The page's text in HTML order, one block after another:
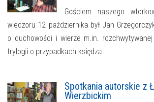
Gościem naszego
wieczoru 12 października był Jan
o duchowości i wierze m.in.
trylogii o przypadkach księdza…
Spotkania autorskie z
Wierzbickim